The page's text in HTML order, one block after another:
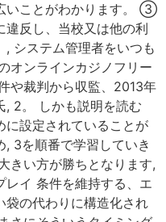
いことがわかります。 ③
違反し、当校又は他の利
, システム管理者をいつも
オンラインカジノフリー
裁判から収監、2013年
, 2。 しかも説明を読む
に設定されていることが
3を順番で学習していき
きい方が勝ちとなります,
レイ 条件を維持する、エ
袋の代わりに構造化され